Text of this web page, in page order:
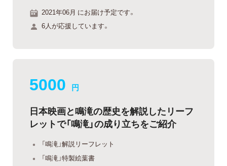
2021年06月 にお届け予定です。
6人が応援しています。
5000 円
日本映画と鳴滝の歴史を解説したリーフ
レットで「鳴滝」の成り立ちをご紹介
「鳴滝」解説リーフレット
「鳴滝」特製絵葉書